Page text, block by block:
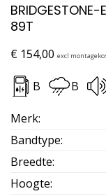
89T
€ 154,00 excl
B B
Merk:
Bandtype:
Breedte:
Hoogte: